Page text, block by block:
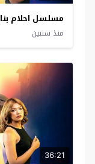
مسلسل احلام بنات
منذ سنتين
36:21